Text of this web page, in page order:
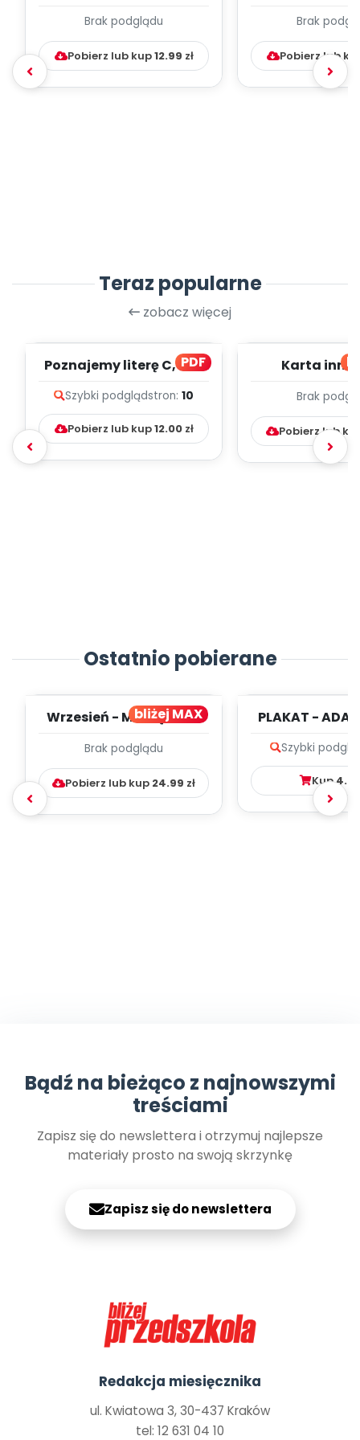
PLAN PRA...
Brak podglądu
Pobierz lub kup12.99 zł
PLAN
Brak
Pobierz lub
Teraz popularne
zobacz więcej
PDF
Poznajemy literę C, cz. 1
Szybki podglądstron: 10
Pobierz lub kup12.00zł
Karta
Brak
Pobierz lub
Ostatnio pobierane
bliżej MAX
Wrzesień - MIESIĘCZNY
WYCHOWAWCZO –
DYDAKTYC...
Brak podglądu
Pobierz lub kup 24.99 zł
PLAKAT -
Szybki
Kup
Bądź na bieżąco z najnowszymi
treściami
Zapisz się do newslettera i otrzymuj najlepsze
materiały prosto na swoją skrzynkę
Zapisz się do newslettera
Redakcja miesięcznika
ul. Kwiatowa 3, 30-437 Kraków
tel: 12 631 04 10